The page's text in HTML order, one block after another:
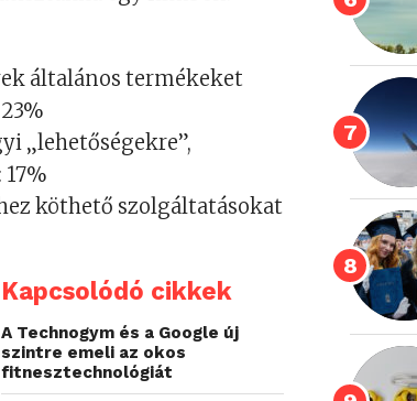
általános termékeket
„lehetőségekre”,
köthető szolgáltatásokat
Kapcsolódó cikkek
A Technogym és a Google új
szintre emeli az okos
fitnesztechnológiát